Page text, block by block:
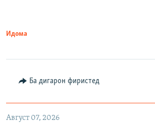
Идома
Ба дигарон фиристед
Август 07, 2026